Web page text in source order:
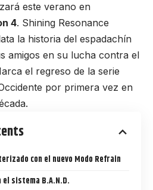
este verano en
4. Shining Resonance
la historia del espadachín
amigos en su lucha contra el
el regreso de la serie
por primera vez en
con el nuevo Modo Refrain
el sistema B.A.N.D.